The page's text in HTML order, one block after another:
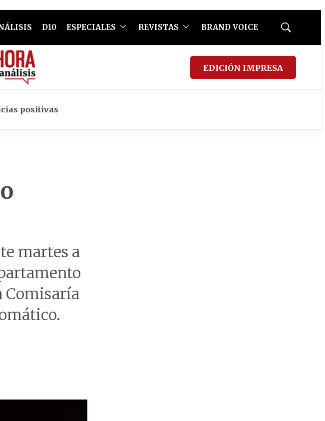
D10 ESPECIALES REVISTAS BRAND VOICE
Mostrar
EDICIÓN IMPRESA
positivas
martes a
Comisaría